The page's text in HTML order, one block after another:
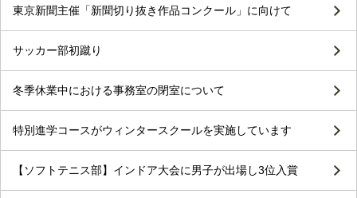
東京新聞主催「新聞切り抜き作品コンクール」に向けて
サッカー部初蹴り
冬季休業中における事務室の閉室について
特別進学コースがウィンタースクールを実施しています
【ソフトテニス部】インドア大会に男子が出場し3位入賞